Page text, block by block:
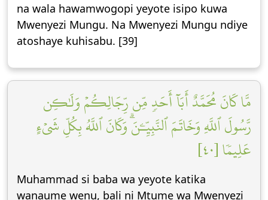
na wala hawamwogopi yeyote isipo kuwa
Mwenyezi Mungu. Na Mwenyezi Mungu ndiye
atoshaye kuhisabu. [39]
مَّا كَانَ مُحَمَّدٌ أَبَآ أَحَدٖ مِّن رِّجَالِكُمۡ وَلَٰكِن
رَّسُولَ ٱللَّهِ وَخَاتَمَ ٱلنَّبِيِّـۧنَۗ وَكَانَ ٱللَّهُ بِكُلِّ شَيۡءٍ
عَلِيمٗا [٤٠]
Muhammad si baba wa yeyote katika
wanaume wenu, bali ni Mtume wa Mwenyezi